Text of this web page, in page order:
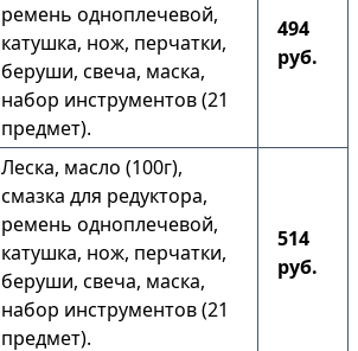
ремень одноплечевой,
катушка, нож, перчатки,
беруши, свеча, маска,
набор инструментов (21
предмет).
494
руб.
Леска, масло (100г),
смазка для редуктора,
ремень одноплечевой,
катушка, нож, перчатки,
беруши, свеча, маска,
набор инструментов (21
предмет).
514
руб.